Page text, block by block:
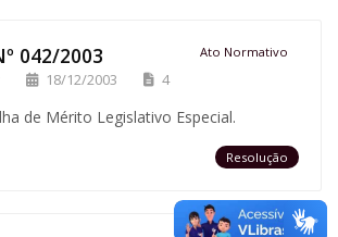
042/2003 Ato Normativo
18/12/2003 4
de Mérito Legislativo Especial.
Resolução